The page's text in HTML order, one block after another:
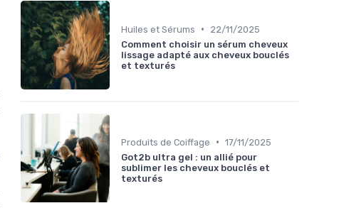
Huiles et Sérums •
22/11/2025
Comment choisir un sérum cheveux
lissage adapté aux cheveux bouclés
et texturés
Produits de Coiffage • 17/11/2025
Got2b ultra gel : un allié pour
sublimer les cheveux bouclés et
texturés